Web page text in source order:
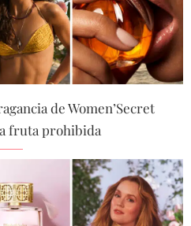
de Women’Secret
fruta prohibida